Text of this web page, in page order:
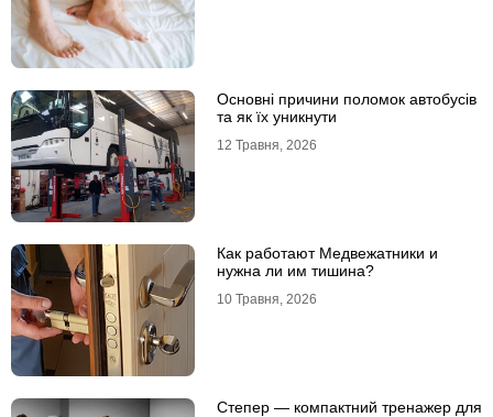
Основні причини поломок автобусів
та як їх уникнути
12 Травня, 2026
Как работают Медвежатники и
нужна ли им тишина?
10 Травня, 2026
Степер — компактний тренажер для